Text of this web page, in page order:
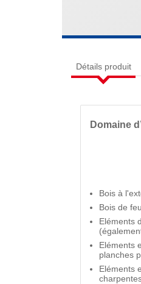
Détails produit
Domaine
Bois à
Bois de
Eléments
Eléments
planches
Eléments